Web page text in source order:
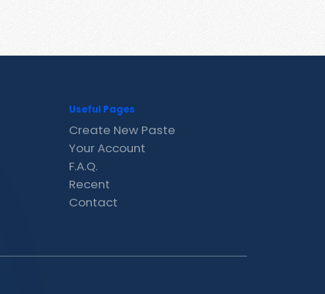
Useful Pages
Create New Paste
Your Account
F.A.Q.
Recent
Contact